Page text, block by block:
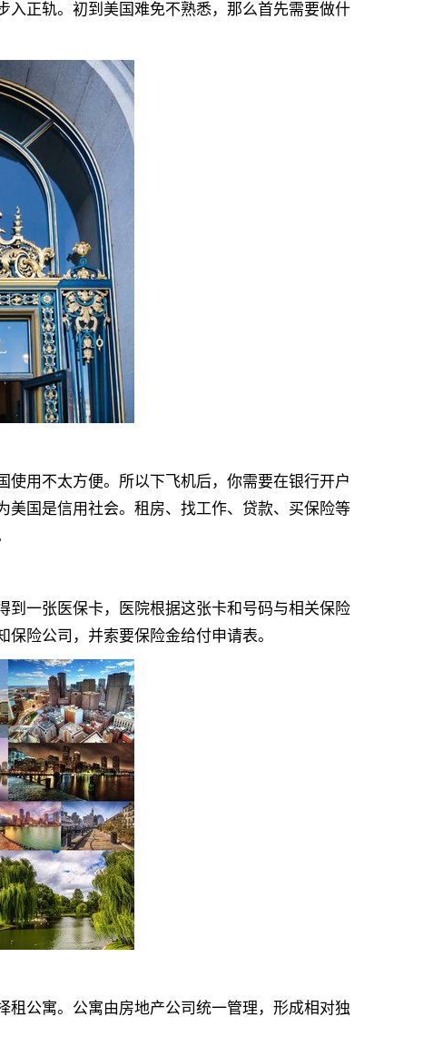
正轨。初到美国难免不熟悉，那么首先需要做什
用不太方便。所以下飞机后，你需要在银行开户
国是信用社会。租房、找工作、贷款、买保险等
一张医保卡，医院根据这张卡和号码与相关保险
险公司，并索要保险金给付申请表。
公寓。公寓由房地产公司统一管理，形成相对独